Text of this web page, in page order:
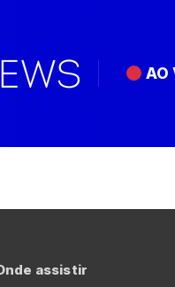
AO
assistir